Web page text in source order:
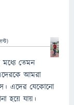
তেমন
আমরা
এদের যেকোনো
হয়ে যায়।